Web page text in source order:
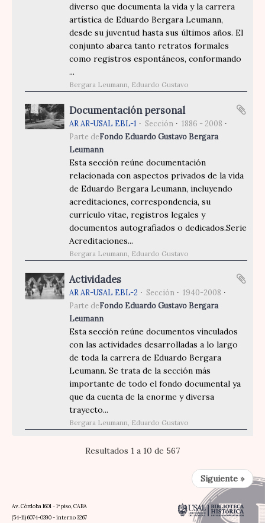
diverso que documenta la vida y la carrera
artística de Eduardo Bergara Leumann,
desde su juventud hasta sus últimos años. El
conjunto abarca tanto retratos formales
como registros espontáneos, conformando
...
Bergara Leumann, Eduardo Gustavo
Documentación personal
AR AR-USAL EBL-1 Sección
1886 - 2008
Parte deFondo Eduardo Gustavo Bergara
Leumann
Esta sección reúne documentación
relacionada con aspectos privados de la vida
de Eduardo Bergara Leumann, incluyendo
acreditaciones, correspondencia, su
currículo vitae, registros legales y
documentos autografiados o dedicados.Serie
Acreditaciones...
Bergara Leumann, Eduardo Gustavo
Actividades
AR AR-USAL EBL-2 Sección
1940-2008
Parte deFondo Eduardo Gustavo Bergara
Leumann
Esta sección reúne documentos vinculados
con las actividades desarrolladas a lo largo
de toda la carrera de Eduardo Bergara
Leumann. Se trata de la sección más
importante de todo el fondo documental ya
que da cuenta de la enorme y diversa
trayecto...
Bergara Leumann, Eduardo Gustavo
Resultados 1 a 10 de 567
Siguiente »
Av. Córdoba 1601 - 1º piso, CABA
(54-11) 6074-0390 - interno 3267